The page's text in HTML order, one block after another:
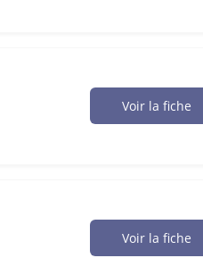
Voir la fiche
Voir la fiche